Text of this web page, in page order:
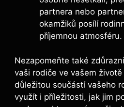
partnera nebo
okamžiků posílí
příjemnou atmosféru.
Nezapomeňte také
vaši rodiče ve vašem
důležitou součástí vašeho
využít i příležitosti, jak jim